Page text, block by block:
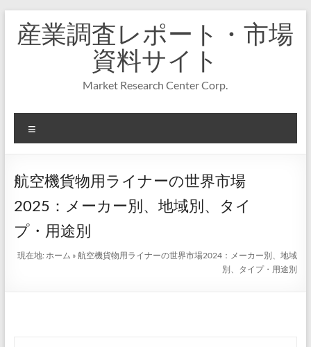
キ
プ
産業調査レポート・市場
資料サイト
Market Research Center Corp.
ニ
ー
航空機貨物用ライナーの世界市場
2025：メーカー別、地域別、タイ
プ・用途別
現在地:ホーム »航空機貨物用ライナーの世界市場2024：メーカー別、地域
別、タイプ・用途別